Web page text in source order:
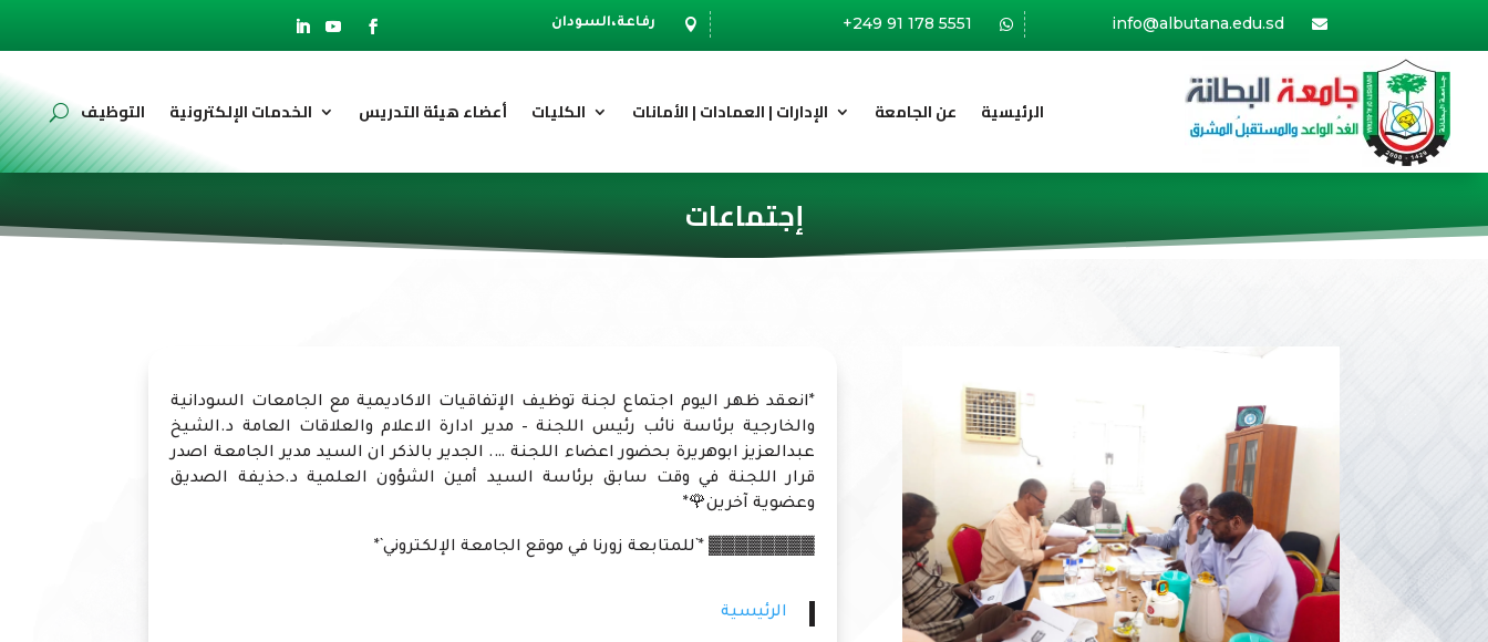
 رفاعة،السودان 
+249 91 178 5551 
info@albutana.edu.sd
الرئيسية عن الجامعة الإدارات | العمادات | الأمانات الكليات أعضاء هيئة التدريس الخدمات الإلكترونية التوظيف
إجتماعات
*انعقد ظهر اليوم اجتماع لجنة توظيف الإتفاقيات الاكاديمية مع الجامعات السودانية
والخارجية برئاسة نائب رئيس اللجنة – مدير ادارة الاعلام والعلاقات العامة د.الشيخ
عبدالعزيز ابوهريرة بحضور اعضاء اللجنة …. الجدير بالذكر ان السيد مدير الجامعة اصدر
قرار اللجنة في وقت سابق برئاسة السيد أمين الشؤون العلمية د.حذيفة الصديق
وعضوية آخرين🌹*
▓▓▓▓▓▓▓▓ *`للمتابعة زورنا في موقع الجامعة الإلكتروني`*
الرئيسية